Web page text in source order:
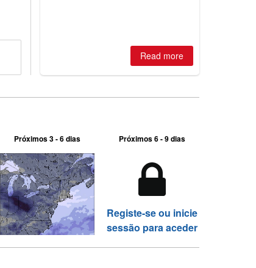
Read more
Próximos 3 - 6 dias Próximos 6 - 9 dias
Registe-se ou inicie
sessão para aceder